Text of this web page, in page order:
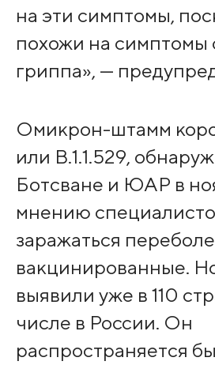
на эти симптомы,
похожи на симптомы
гриппа», —
Омикрон-штамм
или B.1.1.529,
Ботсване и ЮАР в
мнению
заражаться
вакцинированные.
выявили уже в 110
числе в России. Он
распространяется